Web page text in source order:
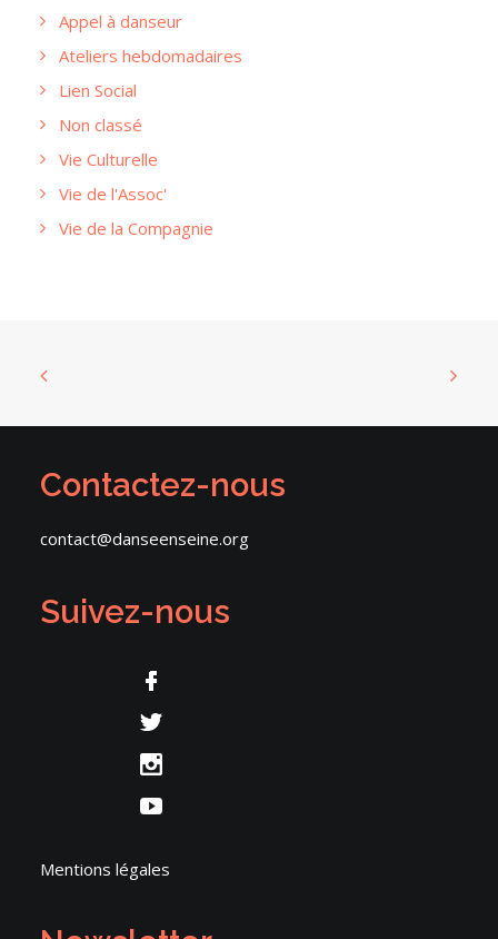
Appel à danseur
Ateliers hebdomadaires
Lien Social
Non classé
Vie Culturelle
Vie de l'Assoc'
Vie de la Compagnie
Contactez-nous
contact@danseenseine.org
Suivez-nous
Mentions légales